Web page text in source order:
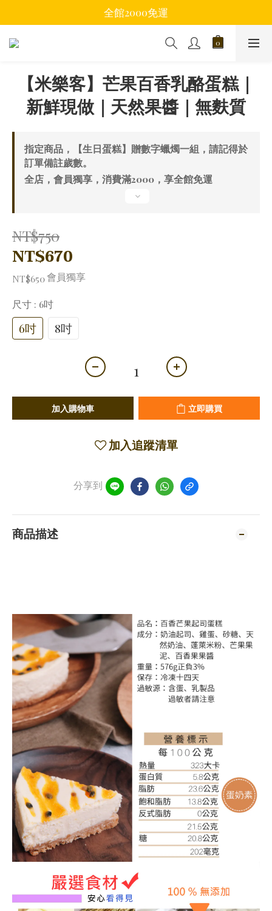
全館2000免運
【米樂客】芒果百香乳酪蛋糕｜
新鮮現做｜天然果醬｜無麩質
指定商品，【生日蛋糕】贈數字蠟燭一組，請記得於
訂單備註歲數。
全店，會員獨享，消費滿2000，享全館免運
NT$750
NT$670
NT$650會員獨享
尺寸 : 6吋
6吋 8吋
加入購物車 立即購買
加入追蹤清單
分享到
商品描述